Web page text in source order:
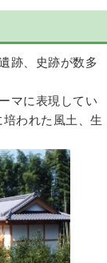
跡、史跡が数多
マに表現してい
われた風土、生